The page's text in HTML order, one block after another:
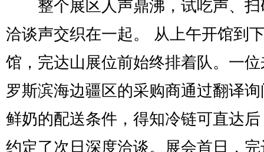
整个展区人声鼎沸，试吃声、扫
洽谈声交织在一起。 从上午开馆到
馆，完达山展位前始终排着队。一
罗斯滨海边疆区的采购商通过翻译
鲜奶的配送条件，得知冷链可直达
约定了次日深度洽谈。展会首日，